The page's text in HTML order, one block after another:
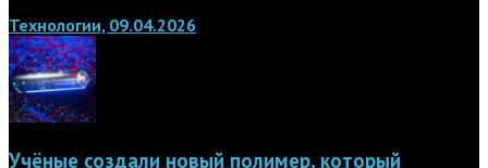
Технологии, 09.04.2026
Учёные создали новый полимер, который